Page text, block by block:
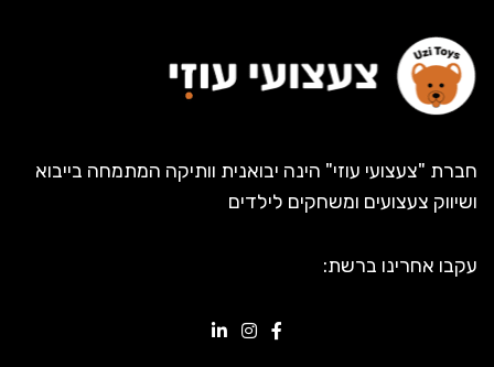
חברת "צעצועי עוזי" הינה יבואנית וותיקה המתמחה בייבוא
ושיווק צעצועים ומשחקים לילדים
עקבו אחרינו ברשת: